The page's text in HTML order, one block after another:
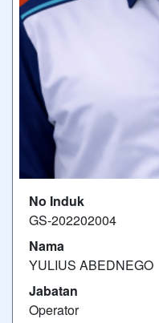
No Induk
GS-202202004
Nama
YULIUS ABEDNEGO
Jabatan
Operator